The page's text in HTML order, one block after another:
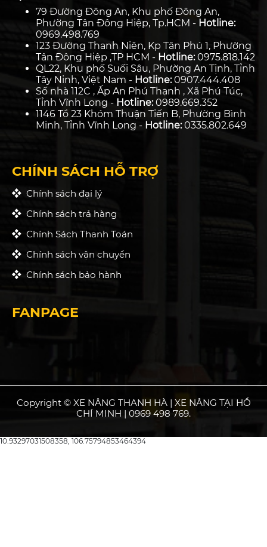
79 Đường Đông An, Khu phố Đông An,
Phường Tân Đông Hiệp, Tp.HCM - Hotline:
0969.498.769
123 Đường Thanh Niên, Kp Tân Phú 1, Phường
Tân Đông Hiệp ,TP HCM - Hotline:0975.818.142
QL22, Khu phố Suối Sâu, Phường An Tịnh, Tỉnh
Tây Ninh, Việt Nam - Hotline:0907.444.408
Số nhà 112C , Ấp An Phú Thạnh , Xã Phú Túc,
Tỉnh Vĩnh Long - Hotline:0989.669.352
1146 Tổ 23 Khóm Thuận Tiến B, Phường Bình
Minh, Tỉnh Vĩnh Long - Hotline:0335.802.649
CHÍNH SÁCH HỖ TRỢ
Chính sách đại lý
Chính sách trả hàng
Chính Sách Thanh Toán
Chính sách vận chuyển
Chính sách bảo hành
FANPAGE
Copyright © XE NÂNG THANH HÀ | XE NÂNG TẠI HỒ
CHÍ MINH | 0969 498 769.
10.93297031508358, 106.75794853464394